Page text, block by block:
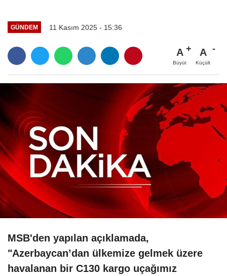
GÜNDEM 11 Kasım 2025 - 15:36
A
Büyüt
A
Küçült
MSB'den yapılan açıklamada,
"Azerbaycan’dan ülkemize gelmek üzere
havalanan bir C130 kargo uçağımız